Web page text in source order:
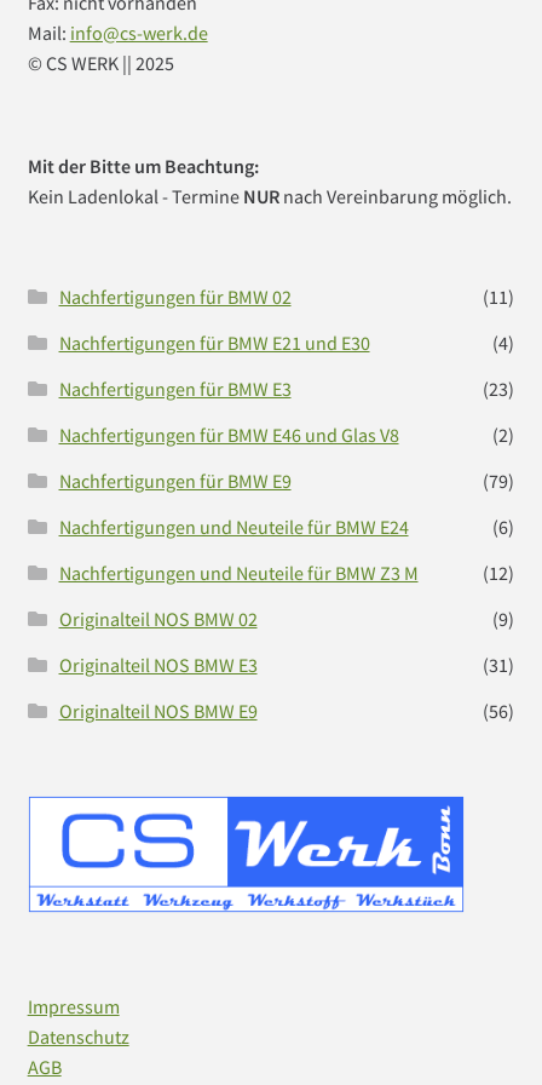
Impressum
Mein Konto
Warenkorb
Was ist CS Werk Bonn?
Widerrufsbelehrung
Mail: info@cs-werk.de
© CS WERK || 2025
Mit der Bitte um Beachtung:
Kein Ladenlokal - Termine NURnach Vereinbarung möglich.
Nachfertigungen für BMW 02
(11)
Nachfertigungen für BMW E21 und E30
(4)
Nachfertigungen für BMW E3
(23)
Nachfertigungen für BMW E46 und Glas V8
(2)
Nachfertigungen für BMW E9
(79)
Nachfertigungen und Neuteile für BMW E24
(6)
Nachfertigungen und Neuteile für BMW Z3 M
(12)
Originalteil NOS BMW 02
(9)
Originalteil NOS BMW E3
(31)
Originalteil NOS BMW E9
(56)
Impressum
Datenschutz
AGB